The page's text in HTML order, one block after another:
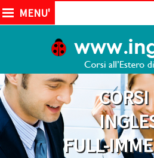
MENU'
CORSI
FULL-